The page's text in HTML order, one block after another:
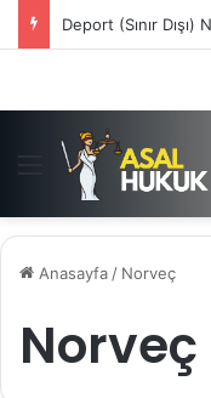
Deport (Sınır
Menü
Anasayfa / Norveç
Norveç